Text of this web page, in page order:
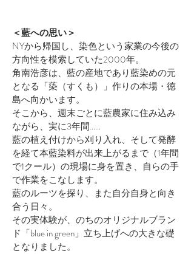
＜藍への思い＞
NYから帰国し、染色という家業の今後の
方向性を模索していた2000年。
角南浩彦は、藍の産地であり藍染めの元
となる「蒅（すくも）」作りの本場・徳
島へ向かいます。
そこから、週末ごとに藍農家に住み込み
ながら、実に3年間……
藍の植え付けから刈り入れ、そして発酵
を経て本藍染料が出来上がるまで（1年間
で1クール）の現場に身を置き、自らの手
で作業をこなします。
藍のルーツを探り、また自分自身と向き
合う日々。
その実体験が、のちのオリジナルブラン
ド「blue in green」立ち上げへの大きな礎
となりました。